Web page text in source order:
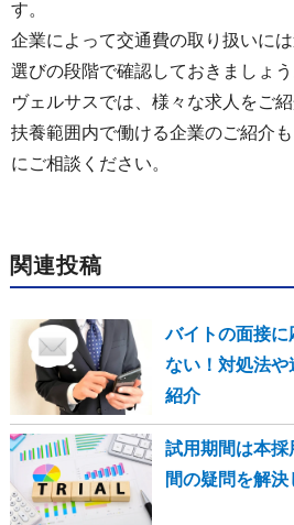
す。
企業によって交通費の取り扱いに
選びの段階で確認しておきましょう
ヴェルサスでは、様々な求人をご紹
扶養範囲内で働ける企業のご紹介
にご相談ください。
関連投稿
バイトの面接に
ない！対処法や
紹介
試用期間は本採
間の疑問を解決